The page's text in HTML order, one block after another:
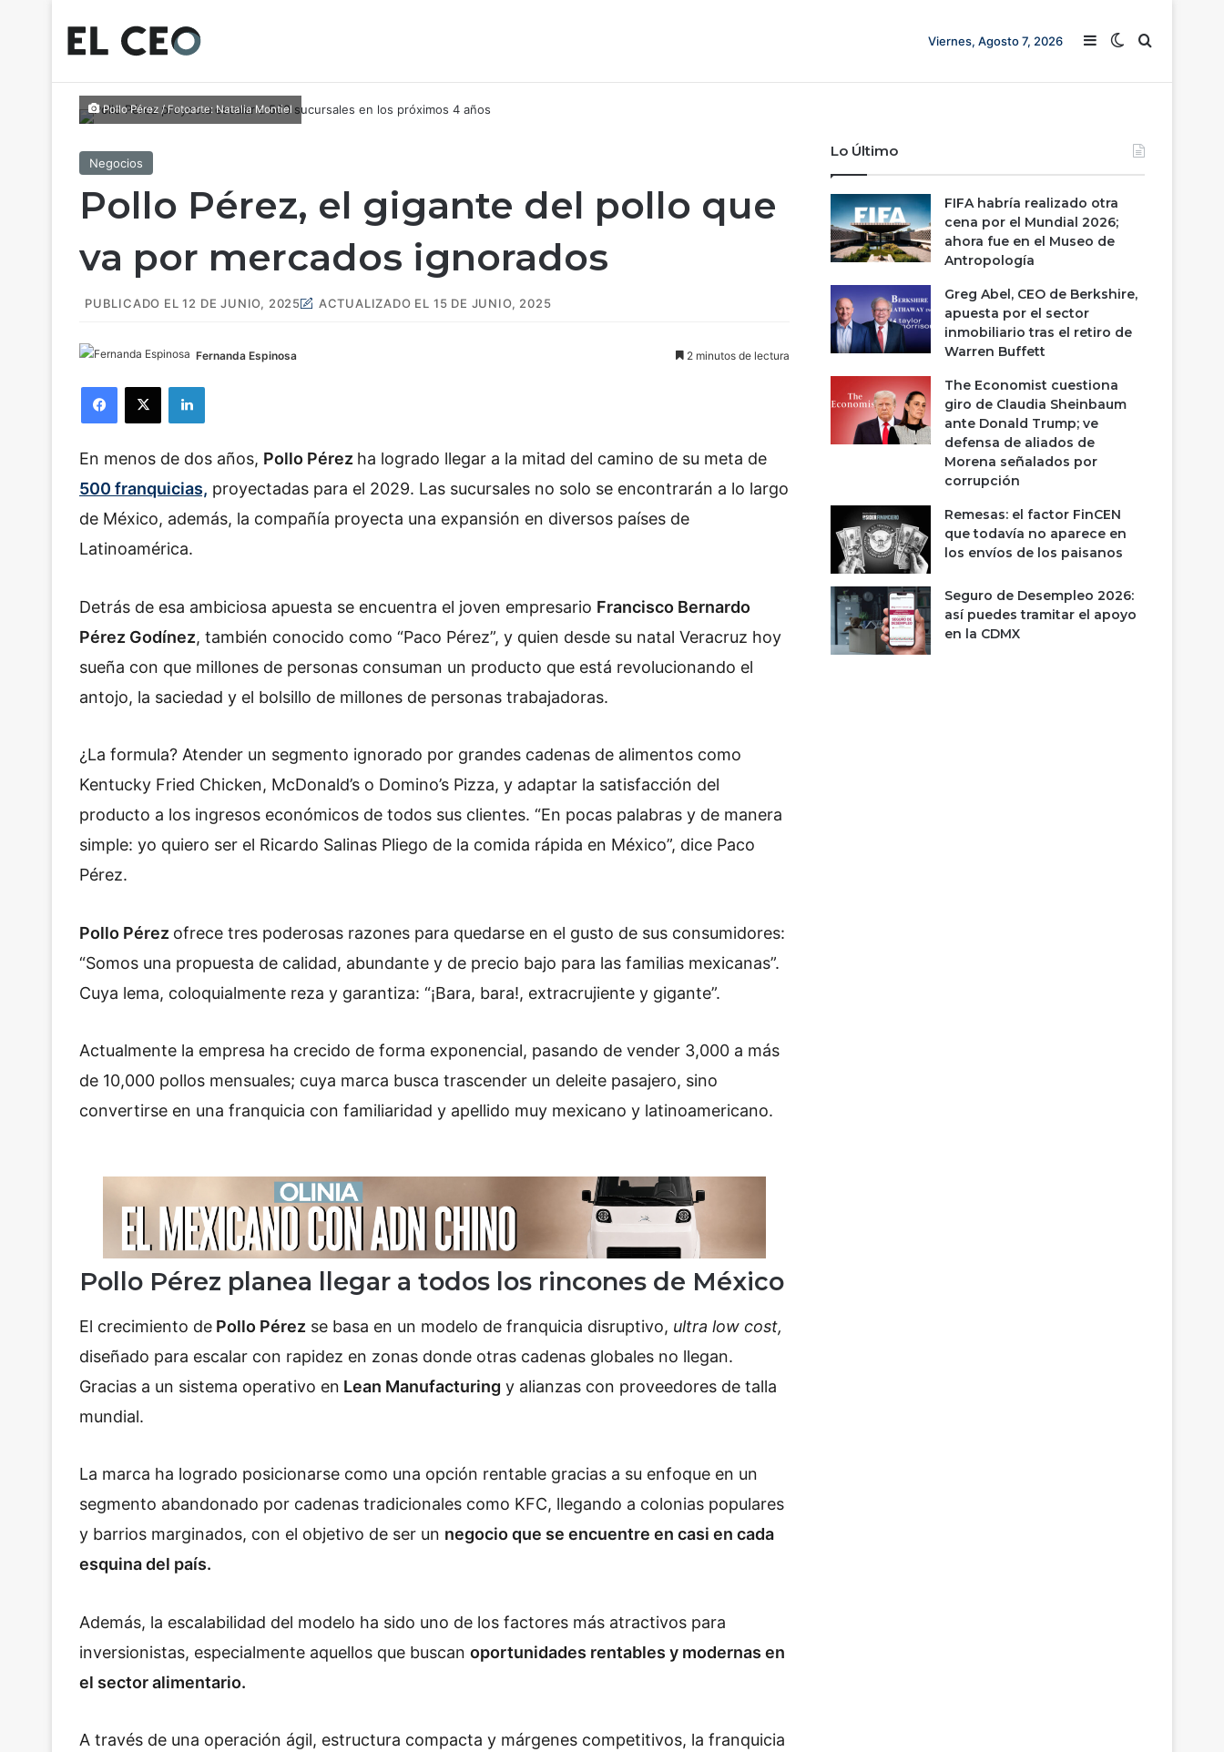
Viernes, Agosto 7, 2026 Barra lateral
Switch skin
Buscar
Pollo Pérez / Fotoarte: Natalia Montiel
Negocios
Pollo Pérez, el gigante del pollo que
va por mercados ignorados
PUBLICADO EL 12 DE JUNIO, 2025 ACTUALIZADO EL 15 DE JUNIO, 2025
Fernanda Espinosa 2 minutos de lectura
En menos de dos años, Pollo Pérez ha logrado llegar a la mitad del camino de su meta de
500 franquicias, proyectadas para el 2029. Las sucursales no solo se encontrarán a lo largo
de México, además, la compañía proyecta una expansión en diversos países de
Latinoamérica.
Detrás de esa ambiciosa apuesta se encuentra el joven empresario Francisco Bernardo
Pérez Godínez, también conocido como “Paco Pérez”, y quien desde su natal Veracruz hoy
sueña con que millones de personas consuman un producto que está revolucionando el
antojo, la saciedad y el bolsillo de millones de personas trabajadoras.
¿La formula? Atender un segmento ignorado por grandes cadenas de alimentos como
Kentucky Fried Chicken, McDonald’s o Domino’s Pizza, y adaptar la satisfacción del
producto a los ingresos económicos de todos sus clientes. “En pocas palabras y de manera
simple: yo quiero ser el Ricardo Salinas Pliego de la comida rápida en México”, dice Paco
Pérez.
Pollo Pérez ofrece tres poderosas razones para quedarse en el gusto de sus consumidores:
“Somos una propuesta de calidad, abundante y de precio bajo para las familias mexicanas”.
Cuya lema, coloquialmente reza y garantiza: “¡Bara, bara!, extracrujiente y gigante”.
Actualmente la empresa ha crecido de forma exponencial, pasando de vender 3,000 a más
de 10,000 pollos mensuales; cuya marca busca trascender un deleite pasajero, sino
convertirse en una franquicia con familiaridad y apellido muy mexicano y latinoamericano.
Pollo Pérez planea llegar a todos los rincones de México
El crecimiento de Pollo Pérez se basa en un modelo de franquicia disruptivo, ultra low cost,
diseñado para escalar con rapidez en zonas donde otras cadenas globales no llegan.
Gracias a un sistema operativo en Lean Manufacturing y alianzas con proveedores de talla
mundial.
La marca ha logrado posicionarse como una opción rentable gracias a su enfoque en un
segmento abandonado por cadenas tradicionales como KFC, llegando a colonias populares
y barrios marginados, con el objetivo de ser un negocio que se encuentre en casi en cada
esquina del país.
Además, la escalabilidad del modelo ha sido uno de los factores más atractivos para
inversionistas, especialmente aquellos que buscan oportunidades rentables y modernas en
el sector alimentario.
A través de una operación ágil, estructura compacta y márgenes competitivos, la franquicia
Lo Último
FIFA habría realizado otra
cena por el Mundial 2026;
ahora fue en el Museo de
Antropología
Greg Abel, CEO de Berkshire,
apuesta por el sector
inmobiliario tras el retiro de
Warren Buffett
The Economist cuestiona
giro de Claudia Sheinbaum
ante Donald Trump; ve
defensa de aliados de
Morena señalados por
corrupción
Remesas: el factor FinCEN
que todavía no aparece en
los envíos de los paisanos
Seguro de Desempleo 2026:
así puedes tramitar el apoyo
en la CDMX